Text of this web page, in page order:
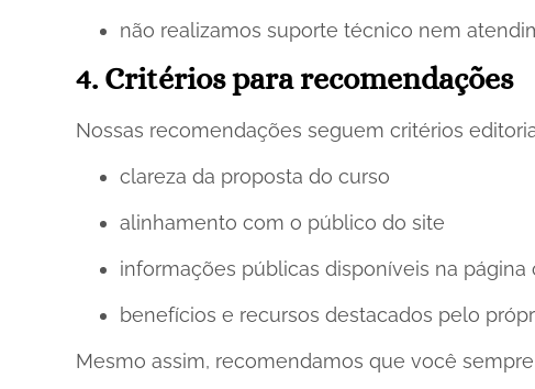
não realizamos suporte técnico nem
4. Critérios para recomendações
Nossas recomendações seguem critérios
clareza da proposta do curso
alinhamento com o público do site
informações públicas disponíveis na página
benefícios e recursos destacados pelo
Mesmo assim, recomendamos que você